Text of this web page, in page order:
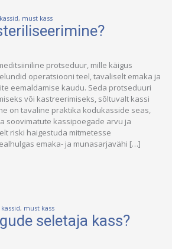
kassid, must kass
protseduur, mille käigus
operatsiooni teel, tavaliselt emaka ja
eemaldamise kaudu. Seda protseduuri
või kastreerimiseks, sõltuvalt kassi
on tavaline praktika kodukasside seas,
soovimatute kassipoegade arvu ja
riski haigestuda mitmetesse
emaka- ja munasarjavähi […]
kassid, must kass
seletaja kass?